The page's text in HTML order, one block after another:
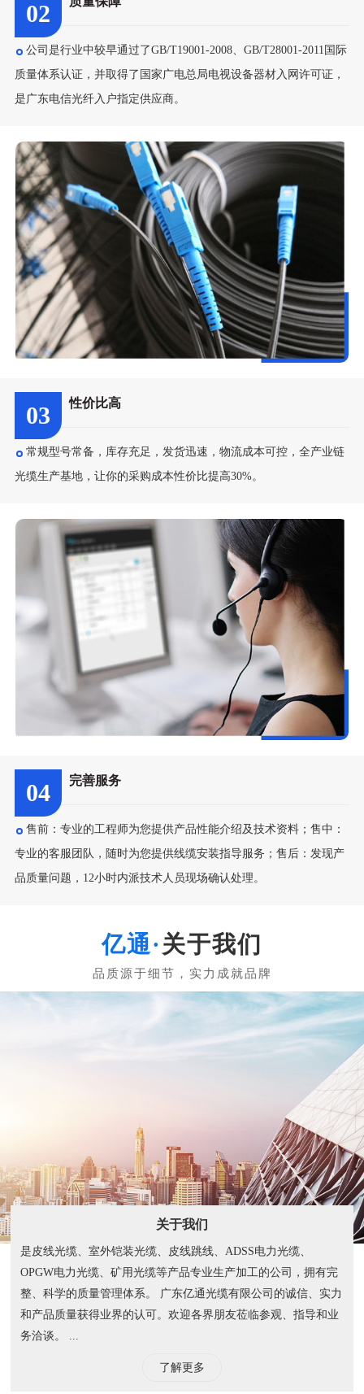
02
公司是行业中较早通过了GB/T19001-2008、GB/T28001-2011国际
质量体系认证，并取得了国家广电总局电视设备器材入网许可证，
是广东电信光纤入户指定供应商。
03 性价比高
常规型号常备，库存充足，发货迅速，物流成本可控，全产业链
光缆生产基地，让你的采购成本性价比提高30%。
04 完善服务
售前：专业的工程师为您提供产品性能介绍及技术资料；售中：
专业的客服团队，随时为您提供线缆安装指导服务；售后：发现产
品质量问题，12小时内派技术人员现场确认处理。
关于我们
关于我们
是皮线光缆、室外铠装光缆、皮线跳线、ADSS电力光缆、
OPGW电力光缆、矿用光缆等产品专业生产加工的公司，拥有完
整、科学的质量管理体系。 广东亿通光缆有限公司的诚信、实力
和产品质量获得业界的认可。欢迎各界朋友莅临参观、指导和业
务洽谈。 ...
了解更多